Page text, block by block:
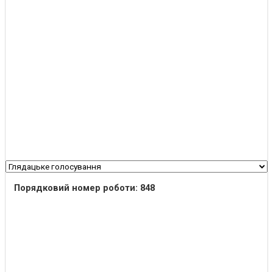
Порядковий номер роботи: 848